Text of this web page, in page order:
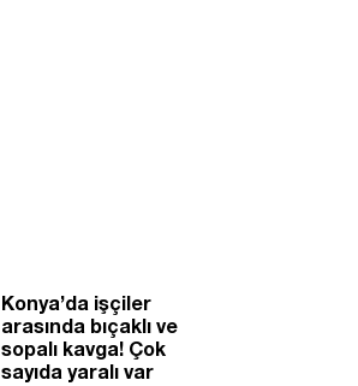
Konya’da işçiler
arasında bıçaklı ve
sopalı kavga! Çok
sayıda yaralı var